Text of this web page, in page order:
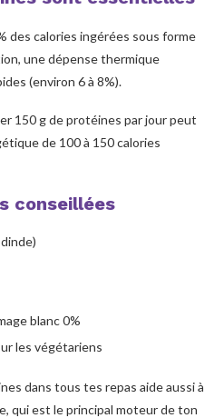
des calories ingérées sous forme
une dépense thermique
(environ 6 à 8%).
150 g de protéines par jour peut
de 100 à 150 calories
conseillées
blanc 0%
les végétariens
dans tous tes repas aide aussi à
qui est le principal moteur de ton